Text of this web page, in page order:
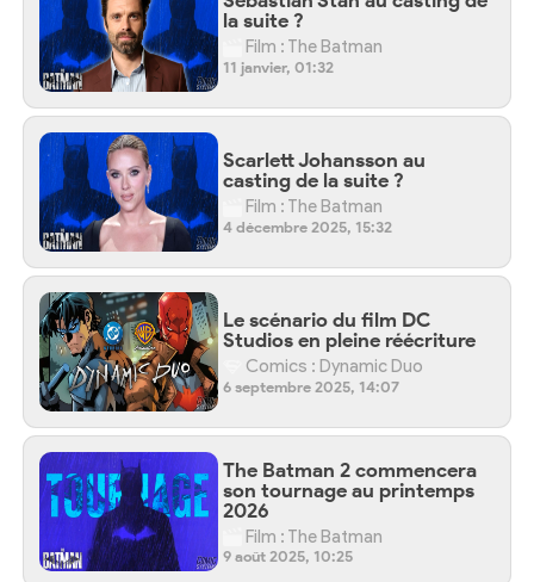
la suite ?
Film : The Batman
11 janvier, 01:32
Scarlett Johansson au
casting de la suite ?
Film : The Batman
4 décembre 2025, 15:32
Le scénario du film DC
Studios en pleine réécriture
Comics : Dynamic Duo
6 septembre 2025, 14:07
The Batman 2 commencera
son tournage au printemps
2026
Film : The Batman
9 août 2025, 10:25